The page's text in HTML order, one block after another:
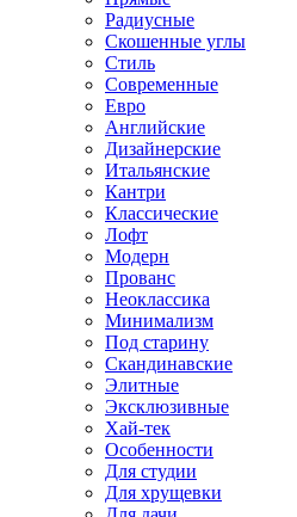
Радиусные
Скошенные углы
Стиль
Современные
Евро
Английские
Дизайнерские
Итальянские
Кантри
Классические
Лофт
Модерн
Прованс
Неоклассика
Минимализм
Под старину
Скандинавские
Элитные
Эксклюзивные
Хай-тек
Особенности
Для студии
Для хрущевки